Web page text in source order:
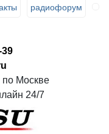
радиофорум
39
по Москве
24/7